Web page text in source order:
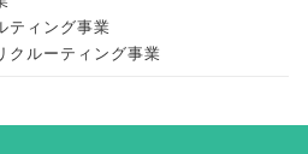
ティング事業
クルーティング事業